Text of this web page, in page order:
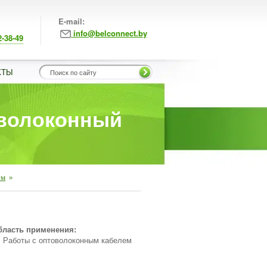
38-49
E-mail:
info@belconnect.by
»
применения:
Работы с оптоволоконным кабелем